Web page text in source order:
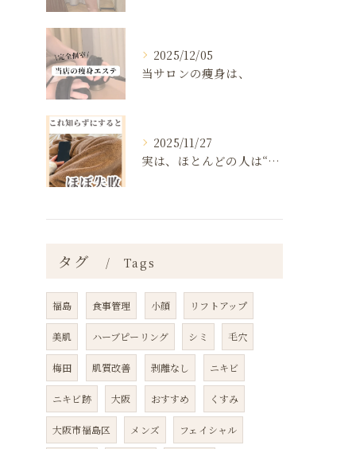
2025/12/05
当サロンの痩身は、
2025/11/27
実は、ほとんどの人は“ダイエットを始める前の段階”で失敗が確...
タグ Tags
福島 食事管理 小顔 リフトアップ
美肌 ハーブピーリング シミ 毛穴
梅田 肌質改善 剥離なし ニキビ
ニキビ跡 大阪 おすすめ くすみ
大阪市福島区 メンズ フェイシャル